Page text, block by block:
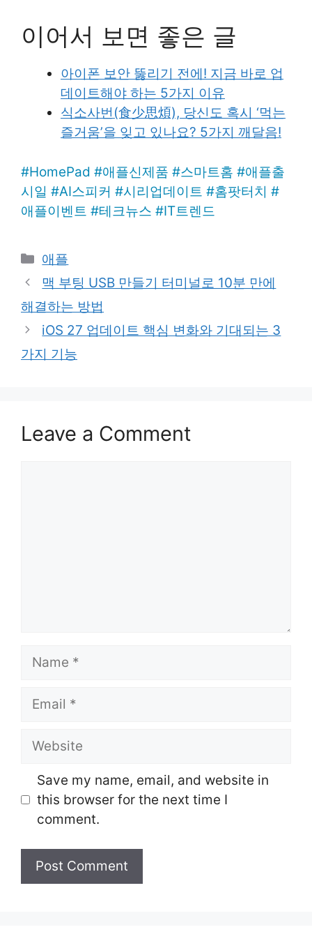
이어서 보면 좋은 글
아이폰 보안 뚫리기 전에! 지금 바로 업
데이트해야 하는 5가지 이유
식소사번(食少思煩), 당신도 혹시 ‘먹는
즐거움’을 잊고 있나요? 5가지 깨달음!
#HomePad #애플신제품 #스마트홈 #애플출
시일 #AI스피커 #시리업데이트 #홈팟터치 #
애플이벤트 #테크뉴스 #IT트렌드
Categories
애플
맥 부팅 USB 만들기 터미널로 10분 만에
해결하는 방법
iOS 27 업데이트 핵심 변화와 기대되는 3
가지 기능
Leave a Comment
Name
Email
Website
Save my name, email, and website in
this browser for the next time I
comment.